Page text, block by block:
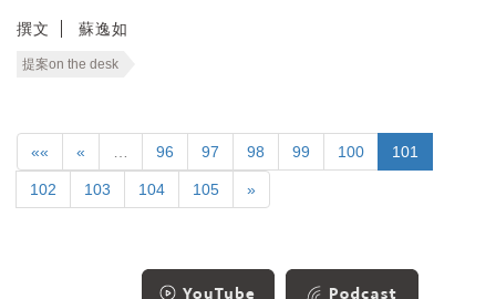
撰文 蘇逸如
提案on the desk
«« « 96 97 98 99 100 101
102 103 104 105 »